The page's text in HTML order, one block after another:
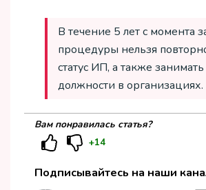
В течение 5 лет с момента
процедуры нельзя
статус ИП, а также
должности в организациях.
Вам понравилась статья?
+14
Подписывайтесь на наши